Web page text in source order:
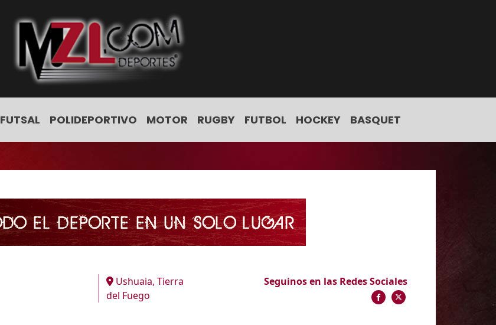
FUTSAL POLIDEPORTIVO MOTOR RUGBY FUTBOL HOCKEY BASQUET
Ushuaia, Tierra
del Fuego
Seguinos en las Redes Sociales